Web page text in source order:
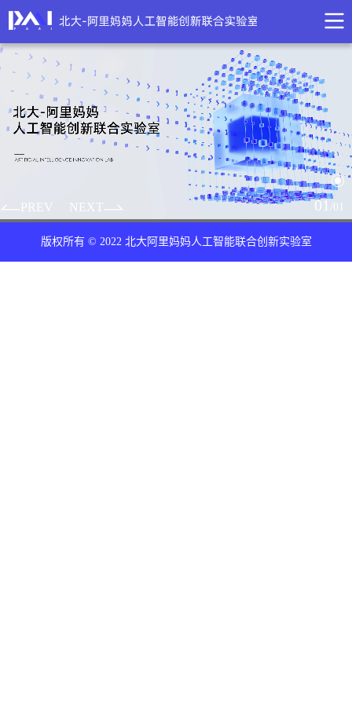
01 /01
PREV NEXT
版权所有 © 2022 北大阿里妈妈人工智能联合创新实验室